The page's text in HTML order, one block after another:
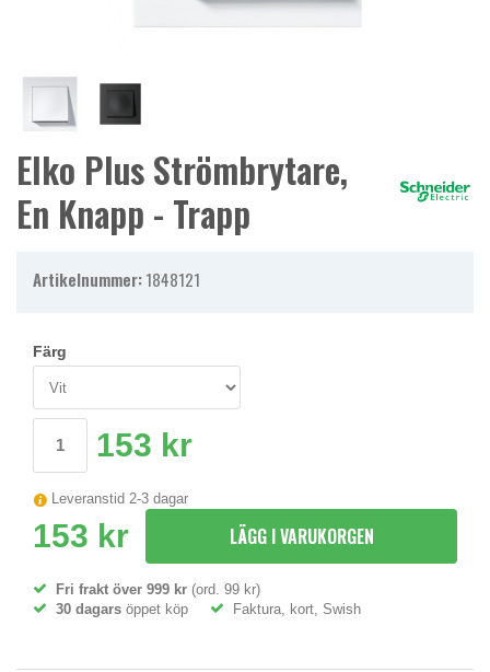
Elko Plus Strömbrytare,
En Knapp - Trapp
Artikelnummer:1848121
Färg
153 kr
Leveranstid 2-3 dagar
153 kr LÄGG I VARUKORGEN
Fri frakt över 999 kr (ord. 99 kr)
30 dagars öppet köp Faktura, kort, Swish